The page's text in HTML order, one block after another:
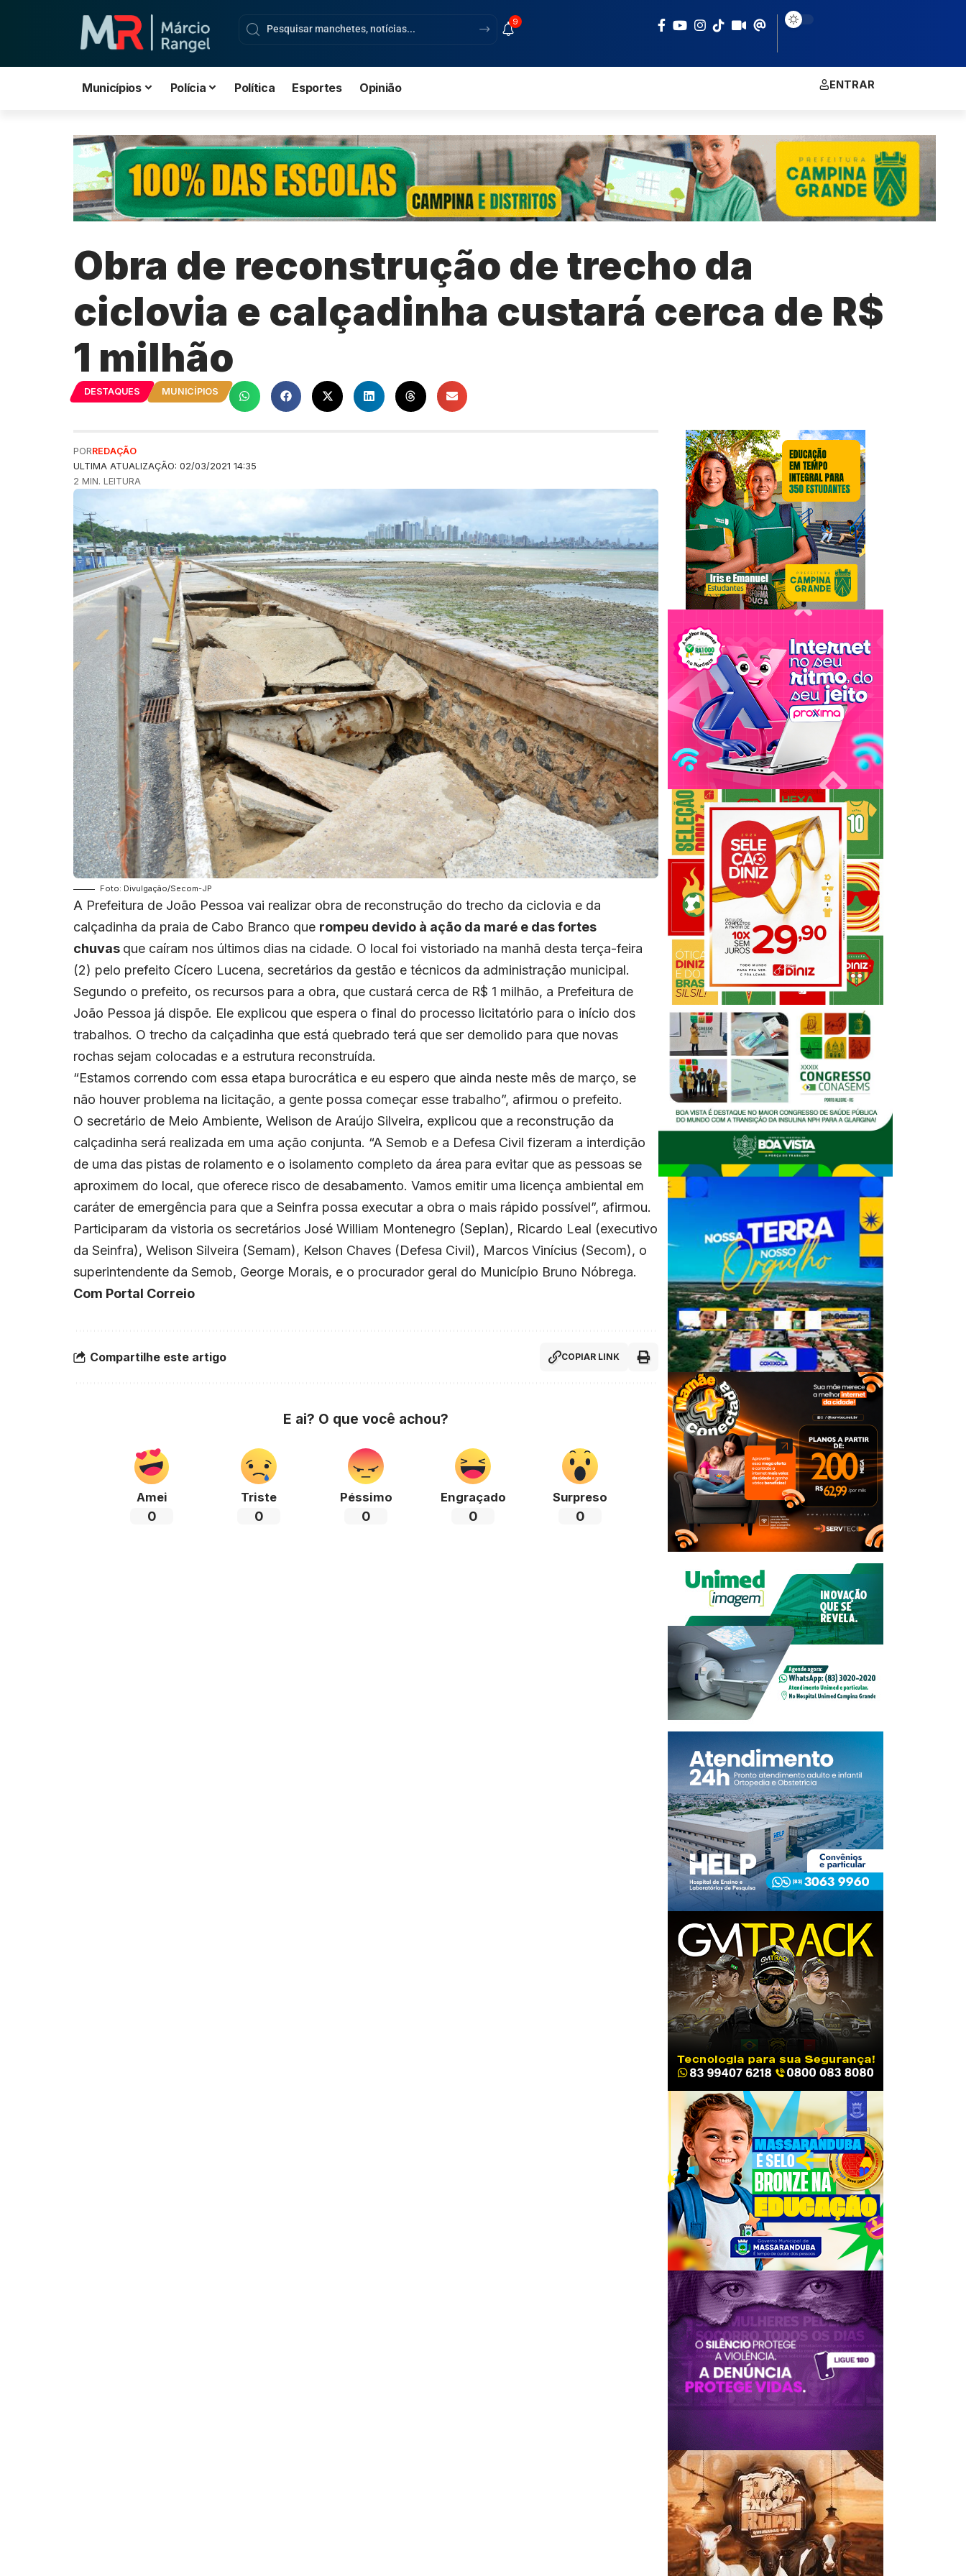
9
Municípios Polícia Política Esportes Opinião ENTRAR
Obra de reconstrução de trecho da
ciclovia e calçadinha custará cerca de R$
1 milhão
DESTAQUES MUNICÍPIOS
ULTIMA ATUALIZAÇÃO: 02/03/2021 14:35
PORREDAÇÃO
2 MIN. LEITURA
Foto: Divulgação/Secom-JP
A Prefeitura de João Pessoa vai realizar obra de reconstrução do trecho da ciclovia e da
calçadinha da praia de Cabo Branco que rompeu devido à ação da maré e das fortes
chuvas que caíram nos últimos dias na cidade. O local foi vistoriado na manhã desta terça-feira
(2) pelo prefeito Cícero Lucena, secretários da gestão e técnicos da administração municipal.
Segundo o prefeito, os recursos para a obra, que custará cerca de R$ 1 milhão, a Prefeitura de
João Pessoa já dispõe. Ele explicou que espera o final do processo licitatório para o início dos
trabalhos. O trecho da calçadinha que está quebrado terá que ser demolido para que novas
rochas sejam colocadas e a estrutura reconstruída.
“Estamos correndo com essa etapa burocrática e eu espero que ainda neste mês de março, se
não houver problema na licitação, a gente possa começar esse trabalho”, afirmou o prefeito.
O secretário de Meio Ambiente, Welison de Araújo Silveira, explicou que a reconstrução da
calçadinha será realizada em uma ação conjunta. “A Semob e a Defesa Civil fizeram a interdição
de uma das pistas de rolamento e o isolamento completo da área para evitar que as pessoas se
aproximem do local, que oferece risco de desabamento. Vamos emitir uma licença ambiental em
caráter de emergência para que a Seinfra possa executar a obra o mais rápido possível”, afirmou.
Participaram da vistoria os secretários José William Montenegro (Seplan), Ricardo Leal (executivo
da Seinfra), Welison Silveira (Semam), Kelson Chaves (Defesa Civil), Marcos Vinícius (Secom), o
superintendente da Semob, George Morais, e o procurador geral do Município Bruno Nóbrega.
Com Portal Correio
Compartilhe este artigo COPIAR LINK
E ai? O que você achou?
Amei
0
Triste
0
Péssimo
0
Engraçado
0
Surpreso
0